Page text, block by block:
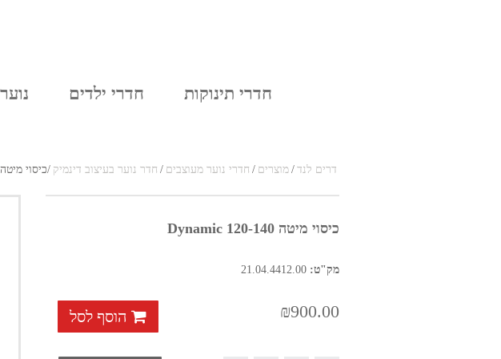
חדרי תינוקות חדרי ילדים נוער
דרים לנד / מוצרים / חדרי נוער מעוצבים / חדר נוער בעיצוב דינמיק /כיסוי מיטה Dynamic 120-140
כיסוי מיטה Dynamic 120-140
מק"ט:
₪900.00 הוסף לסל